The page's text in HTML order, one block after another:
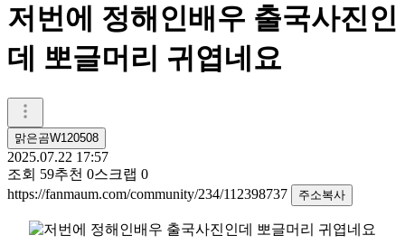
저번에 정해인배우 출국사진인
데 뽀글머리 귀엽네요
맑은곰W120508
2025.07.22 17:57
조회 59추천 0스크랩 0
https://fanmaum.com/community/234/112398737
주소복사